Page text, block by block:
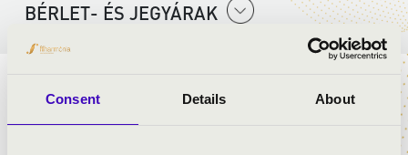
Consent Details About
BÉRLET- ÉS JEGYÁRAK
Az orgonakoncert a Petőfi Kulturális Program keretében